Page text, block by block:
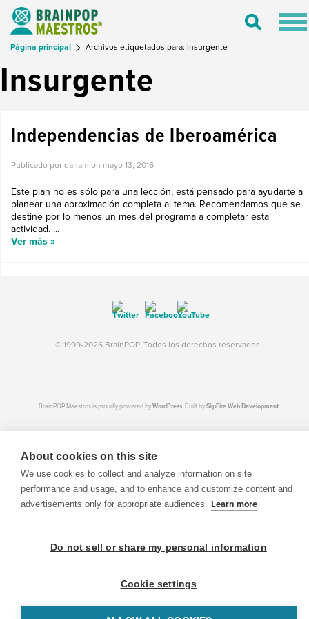
Toggle
Página principal Archivos etiquetados para: Insurgente
Insurgente
Independencias de Iberoamérica
Publicado por danam on mayo 13, 2016
Este plan no es sólo para una lección, está pensado para ayudarte a
planear una aproximación completa al tema. Recomendamos que se
destine por lo menos un mes del programa a completar esta
actividad. ...
Ver más »
© 1999-2026 BrainPOP. Todos los derechos reservados.
BrainPOP Maestros is proudly powered byWordPress. Built bySlipFire Web Development
About cookies on this site
We use cookies to collect and analyze information on site
performance and usage, and to enhance and customize content and
advertisements only for appropriate audiences. Learn more
Do not sell or share my personal information
Cookie settings